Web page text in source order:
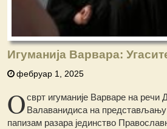
Игуманија Варвара:
фебруар 1, 2025
Oсврт игуманије Варваре на речи
Валаванидиса на представљању
папизам разара јединство